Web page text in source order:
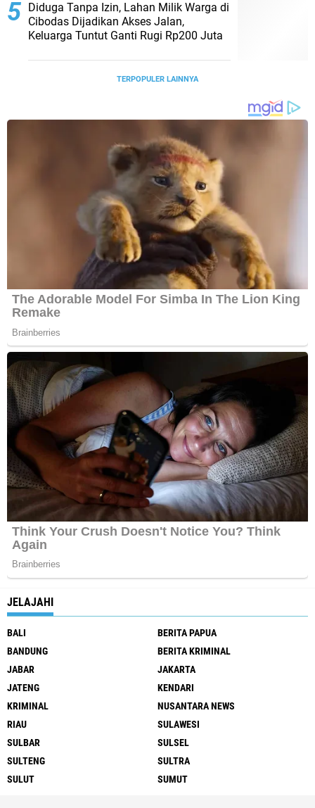
Diduga Tanpa Izin, Lahan Milik Warga di
Cibodas Dijadikan Akses Jalan,
Keluarga Tuntut Ganti Rugi Rp200 Juta
TERPOPULER LAINNYA
JELAJAHI
BALI
BERITA PAPUA
BANDUNG
BERITA KRIMINAL
JABAR
JAKARTA
JATENG
KENDARI
KRIMINAL
NUSANTARA NEWS
RIAU
SULAWESI
SULBAR
SULSEL
SULTENG
SULTRA
SULUT
SUMUT